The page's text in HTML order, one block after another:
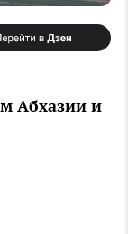
Абхазии и